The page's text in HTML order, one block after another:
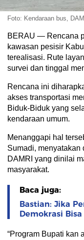
Foto: Kendaraan bus,
BERAU — Rencana
kawasan pesisir
terealisasi. Rute
survei dan tinggal
Rencana ini
akses transportasi
Biduk-Biduk yang
kendaraan umum.
Menanggapi hal
Sumadi, menyatakan
DAMRI yang dinilai
masyarakat.
Baca juga:
Bastian: Jika
Demokrasi
“Program Bupati kan